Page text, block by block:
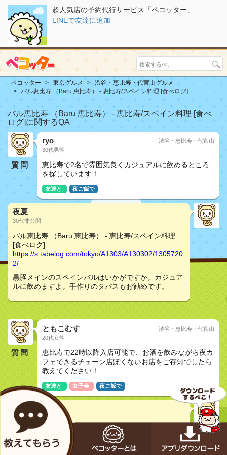
超人気店の予約代行サービス「ペコッター」
LINEで友達に追加
ペコッター 東京グルメ
渋谷・恵比寿・代官山グルメ
バル恵比寿 （Baru 恵比寿） - 恵比寿/スペイン料理 [食べログ]
バル恵比寿 （Baru 恵比寿） - 恵比寿/スペイン料理 [食べ
ログ]に関するQA
質問
ryo
30代男性
渋谷・恵比寿・代官山
恵比寿で2名で雰囲気良くカジュアルに飲めるところ
を探しています！
友達と 夜ご飯で
夜夏
30代非公開
バル恵比寿 （Baru 恵比寿） - 恵比寿/スペイン料理
[食べログ]
https://s.tabelog.com/tokyo/A1303/A130302/1305720
2/
黒豚メインのスペインバルはいかがですか。カジュア
ルに飲めますよ。手作りのタパスもお勧めです。
質問
ともこむす
20代女性
渋谷・恵比寿・代官山
恵比寿で22時以降入店可能で、お酒を飲みながら夜カ
フェできるチェーン店ぽくないお店をご存知でしたら
教えてください！
友達と 女子会 夜ご飯で
hiro
非公開男性
バル恵比寿 （Baru 恵比寿） - 恵比寿/スペイン料理
[食べログ]
https://s.tabelog.com/tokyo/A1303/A130302/1305720